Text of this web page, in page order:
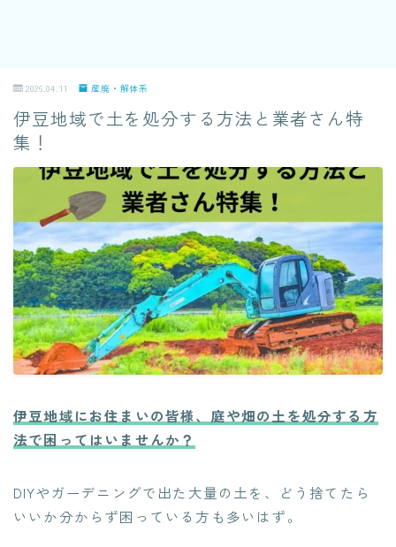
2026.04.11 産廃・解体系
伊豆地域で土を処分する方法と業者さん特
集！
伊豆地域にお住まいの皆様、庭や畑の土を処分する方
法で困ってはいませんか？
DIYやガーデニングで出た大量の土を、どう捨てたら
いいか分からず困っている方も多いはず。